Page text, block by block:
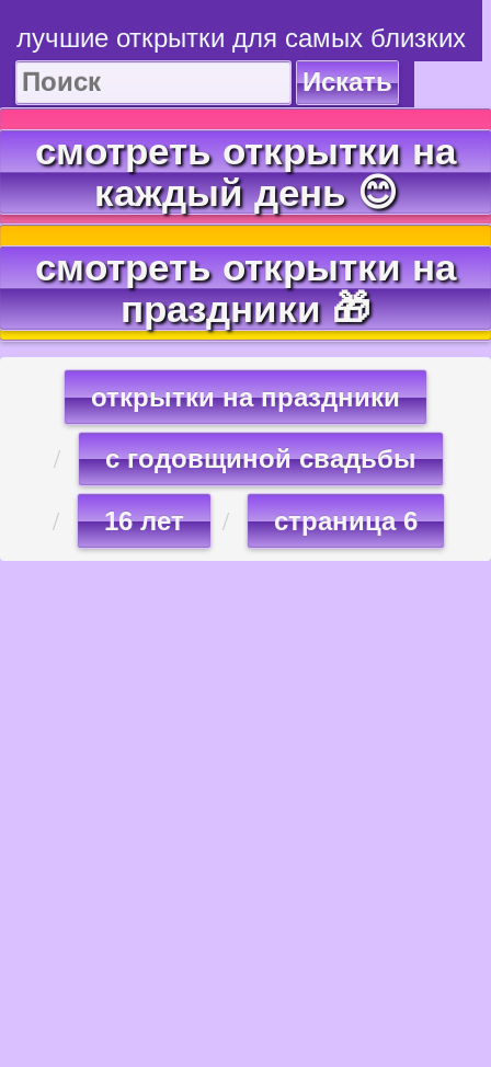
лучшие открытки для самых близких
Искать
смотреть открытки на
каждый день 😊
смотреть открытки на
праздники 🎁
открытки на праздники
с годовщиной свадьбы
16 лет страница 6